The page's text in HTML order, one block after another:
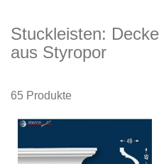
Stuckleisten:
aus Styropor
65 Produkte